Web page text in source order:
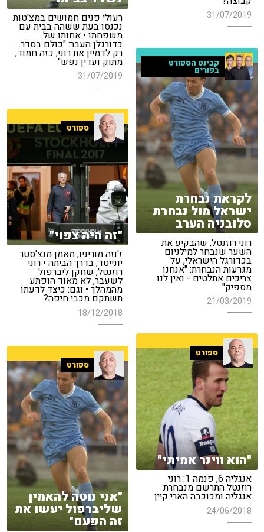
31/07/2019 רעולי פנים חמושים במצ'טות
נכנסו בעת ששהה בבית עם
משפחתו • אחותו של
כדורגלן העבר: "כולם בסדר.
רק לדמיין את רוני, כזה חמוד,
מתוק ועדין נפש"
31/07/2019
קבינט הספורט
בפורים
לקראת נבחרת
ישראל מול נבחרת
סלובניה הערב
רוני רוזנטל, שהבקיע את
השער שנבחר למילניום
בכדורגל הישראלי, על
מגרעות הנבחרת: "אנחנו
צריכים אתלטים - ואין לנו
מספיק"
21/03/2019
ספורט
"זה היה צפוי"
ז'וזה מוריניו, מאמן מנצ'סטר
יונייטד, בדרך הביתה • רוני
רוזנטל, שחקן ליברפול
לשעבר, לא מאוד הופתע
מהמהלך • וגם: כיצד לדעתו
תשתקם מכבי חיפה?
18/12/2018
ספורט
"הוא ווינר אמיתי"
אנגליה 6, פנמה 1: רוני
רוזנטל התרשם מנבחרת
אנגליה ומכוכבה הארי קיין
24/06/2018
ספורט
"אני נוטה להאמין
שליברפול יעשו את
זה הפעם"